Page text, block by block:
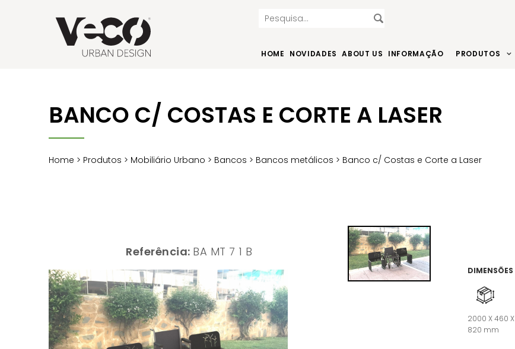
HOME NOVIDADES ABOUT US INFORMAÇÃO PRODUTOS
BANCO C/ COSTAS E CORTE A LASER
Home > Produtos > Mobiliário Urbano > Bancos > Bancos metálicos > Banco c/ Costas e Corte a Laser
Referência: BA MT 7 1 B
DIMENSÕES
2000 X 460 X
820 mm